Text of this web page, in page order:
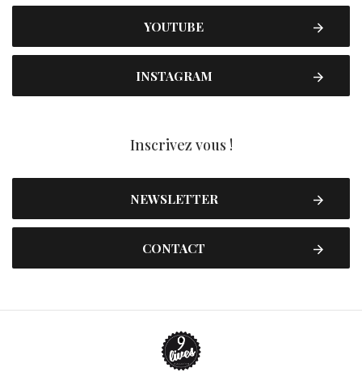
YOUTUBE
INSTAGRAM
Inscrivez vous !
NEWSLETTER
CONTACT